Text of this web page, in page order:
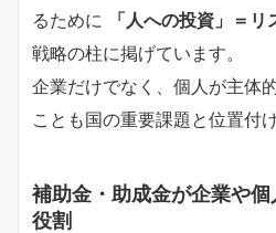
るために
「人への投資」＝
戦略の柱に掲げています。
企業だけでなく、個人が主体
ことも国の重要課題と位置付
補助金・助成金が企業や
役割